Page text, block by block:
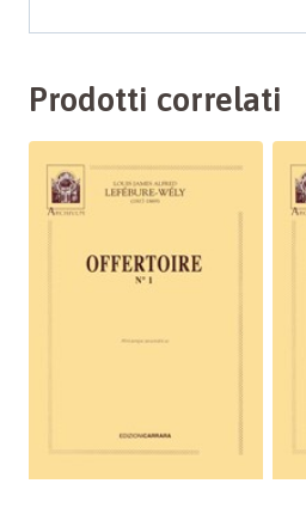
Prodotti correlati